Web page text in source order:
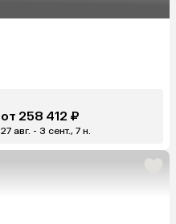
от 258 412 ₽
27 авг. - 3 сент., 7 н.